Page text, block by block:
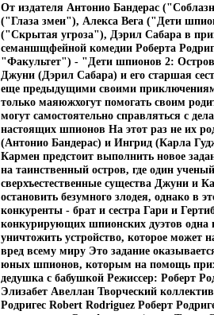
От издателя Антонио Бандерас
("Глаза змеи"), Алекса Вега ("Дети
("Скрытая угроза"), Дэрил Сабара в
семаншщфейной комедии Роберта
"Факультет") - "Дети шпионов 2:
Джуни (Дэрил Сабара) и его старшая
еще предыдущими своими
только маяюжхогут помогать своим
могут самостоятельно справляться с
настоящих шпионов На этот раз не их
(Антонио Бандерас) и Ингрид (Карла
Кармен предстоит выполнить новое
на таинственный остров, где один
сверхъестественные существа Джуни и
остановить безумного злодея, однако в
конкуренты - брат и сестра Гари и
конкурирующих шпионских дуэтов одна
уничтожить устройство, которое может
вред всему миру Это задание
юных шпионов, которым на помощь
дедушка с бабушкой Режиссер: Роберт
Элизабет Авеллан Творческий
Родригес Robert Rodriguez Роберт